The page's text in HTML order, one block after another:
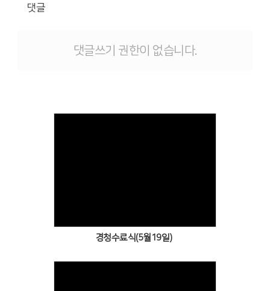
# 첨부 10.20260324_112650.jpg
# 첨부 13.20260324_113559.jpg
# 첨부 17.20260324_114300.jpg
댓글
댓글쓰기 권한이 없습니다.
경청수료식(5월19일)